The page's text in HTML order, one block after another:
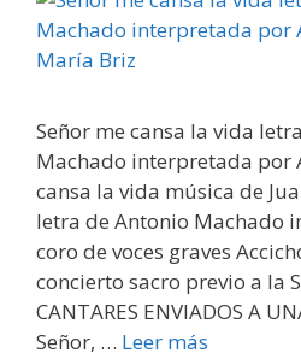
Señor me cansa la vida
Machado interpretada por
cansa la vida música de
letra de Antonio Machado
coro de voces graves
concierto sacro previo a la
CANTARES ENVIADOS A
Señor, … Leer más